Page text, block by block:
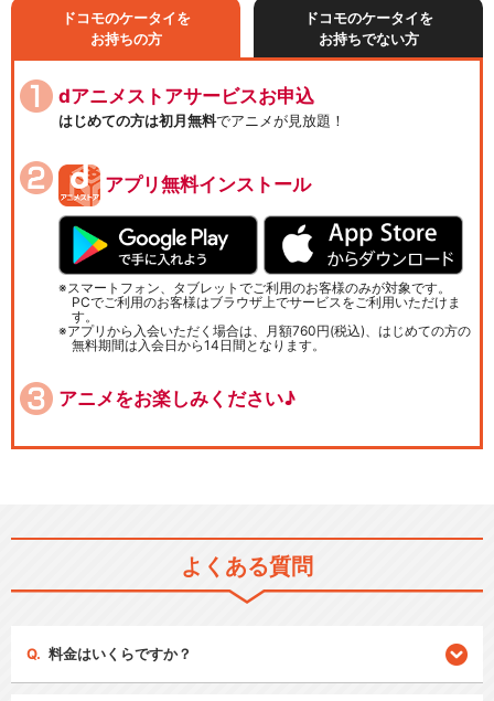
ドコモのケータイを
お持ちの方
ドコモのケータイを
お持ちでない方
dアニメストアサービスお申込
はじめての方は初月無料でアニメが見放題！
アプリ無料インストール
スマートフォン、タブレットでご利用のお客様のみが対象です。
PCでご利用のお客様はブラウザ上でサービスをご利用いただけま
す。
アプリから入会いただく場合は、月額760円(税込)、はじめての方の
無料期間は入会日から14日間となります。
アニメをお楽しみください♪
よくある質問
料金はいくらですか？